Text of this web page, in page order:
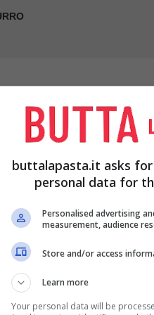
di zucchero;
di limone e lo
gatto (meglio se con il
in una teglia
gli spumini a 140-
buttalapasta.it asks
personal data for
Personalised advertising
measurement, audience
Store and/or access
Learn more
Your personal data will be